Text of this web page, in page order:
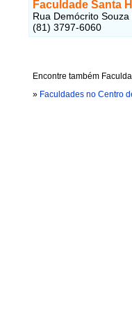
Faculdade Santa
Rua Demócrito
(81) 3797-6060
Encontre também
» Faculdades no Centro